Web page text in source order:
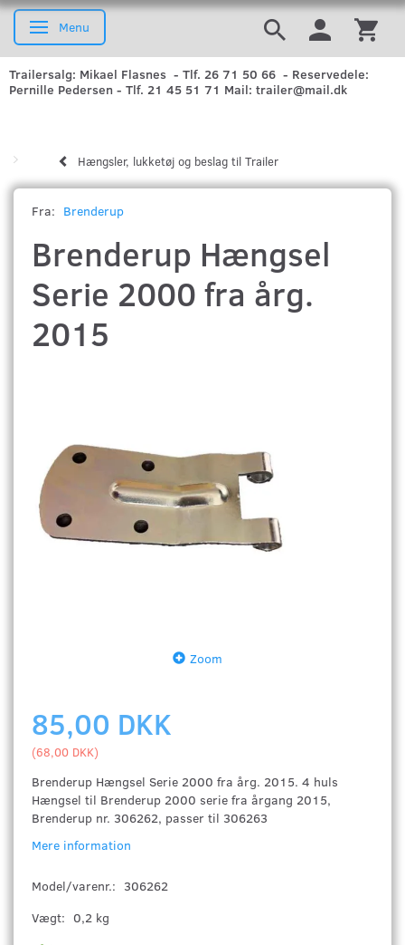
Skifte navigation
Menu
Trailersalg: Mikael Flasnes - Tlf. 26 71 50 66 - Reservedele:
Pernille Pedersen - Tlf. 21 45 51 71 Mail: trailer@mail.dk
Hængsler, lukketøj og beslag til Trailer
Fra: Brenderup
Brenderup Hængsel
Serie 2000 fra årg.
2015
Zoom
85,00 DKK
(68,00 DKK)
Brenderup Hængsel Serie 2000 fra årg. 2015. 4 huls
Hængsel til Brenderup 2000 serie fra årgang 2015,
Brenderup nr. 306262, passer til 306263
Mere information
Model/varenr.: 306262
Vægt: 0,2 kg